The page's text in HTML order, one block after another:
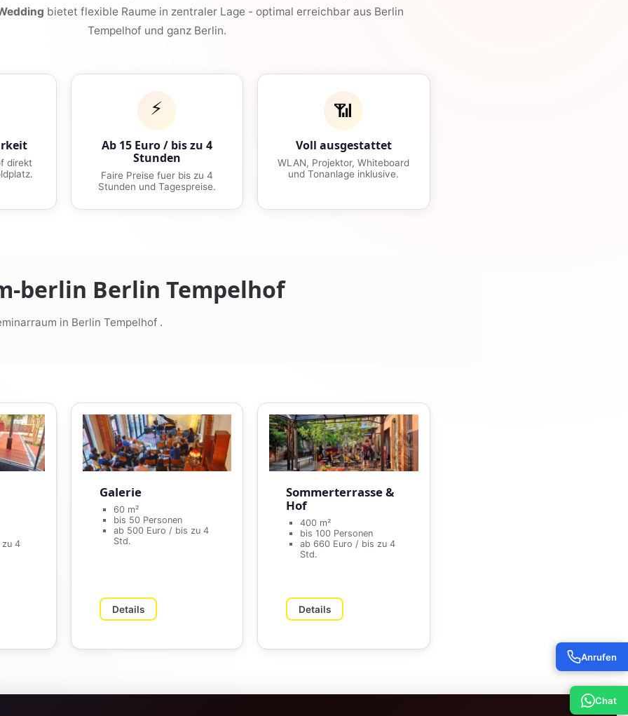
bietet flexible Raume in zentraler Lage - optimal erreichbar aus Berlin
Tempelhof und ganz Berlin.
direkt
⚡
Ab 15 Euro / bis zu 4
Stunden
Faire Preise fuer bis zu 4
Stunden und Tagespreise.
📶
Voll ausgestattet
WLAN, Projektor, Whiteboard
und Tonanlage inklusive.
berlin Berlin Tempelhof
in Berlin Tempelhof .
zu 4
Galerie
60 m²
bis 50 Personen
ab 500 Euro / bis zu 4
Std.
Details
Sommerterrasse &
Hof
400 m²
bis 100 Personen
ab 660 Euro / bis zu 4
Std.
Details
Anrufen
Chat